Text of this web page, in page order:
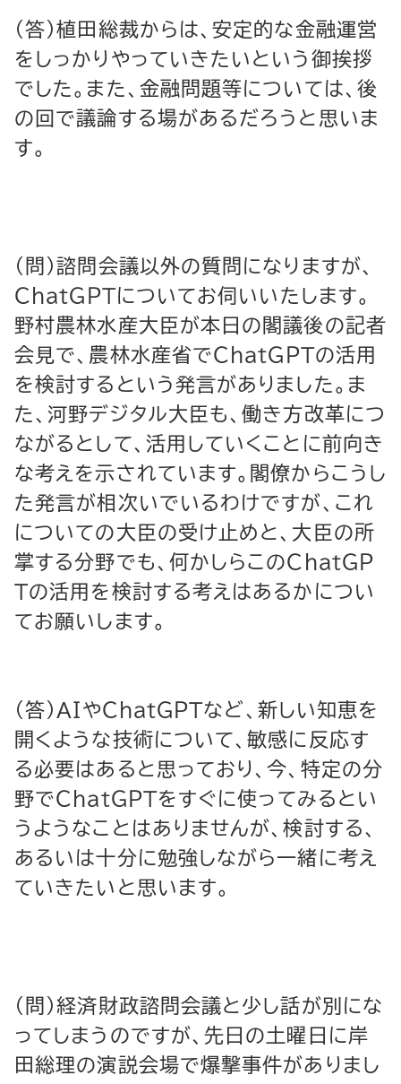
（答）植田総裁からは、安定的な金融運営
をしっかりやっていきたいという御挨拶
でした。また、金融問題等については、後
の回で議論する場があるだろうと思いま
す。
（問）諮問会議以外の質問になりますが、
ＣｈａｔＧＰＴについてお伺いいたします。
野村農林水産大臣が本日の閣議後の記者
会見で、農林水産省でＣｈａｔＧＰＴの活用
を検討するという発言がありました。ま
た、河野デジタル大臣も、働き方改革につ
ながるとして、活用していくことに前向き
な考えを示されています。閣僚からこうし
た発言が相次いでいるわけですが、これ
についての大臣の受け止めと、大臣の所
掌する分野でも、何かしらこのＣｈａｔＧＰ
Ｔの活用を検討する考えはあるかについ
てお願いします。
（答）ＡＩやＣｈａｔＧＰＴなど、新しい知恵を
開くような技術について、敏感に反応す
る必要はあると思っており、今、特定の分
野でＣｈａｔＧＰＴをすぐに使ってみるとい
うようなことはありませんが、検討する、
あるいは十分に勉強しながら一緒に考え
ていきたいと思います。
（問）経済財政諮問会議と少し話が別にな
ってしまうのですが、先日の土曜日に岸
田総理の演説会場で爆撃事件がありまし